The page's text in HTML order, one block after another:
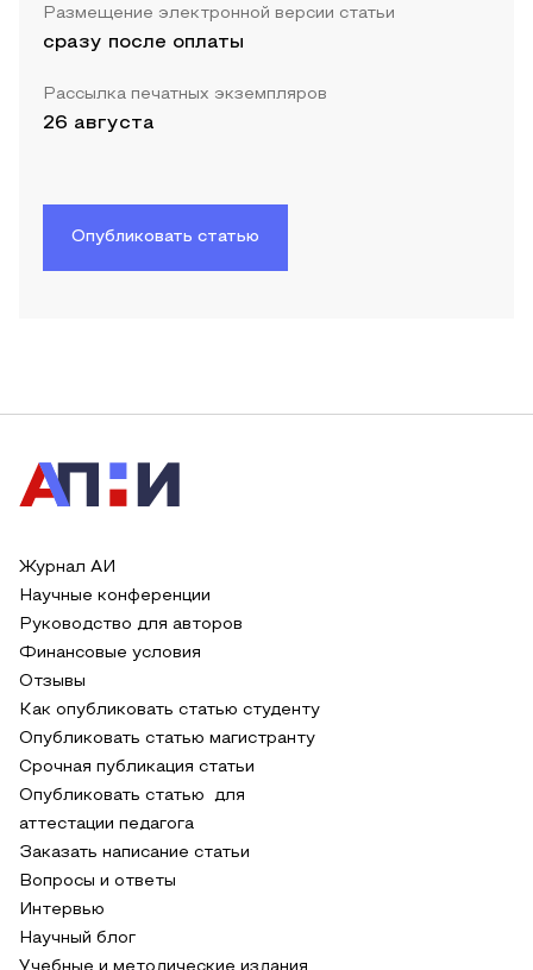
Размещение электронной версии статьи
сразу после оплаты
Рассылка печатных экземпляров
26 августа
Опубликовать статью
Журнал АИ
Научные конференции
Руководство для авторов
Финансовые условия
Отзывы
Как опубликовать статью студенту
Опубликовать статью магистранту
Срочная публикация статьи
Опубликовать статью для
аттестации педагога
Заказать написание статьи
Вопросы и ответы
Интервью
Научный блог